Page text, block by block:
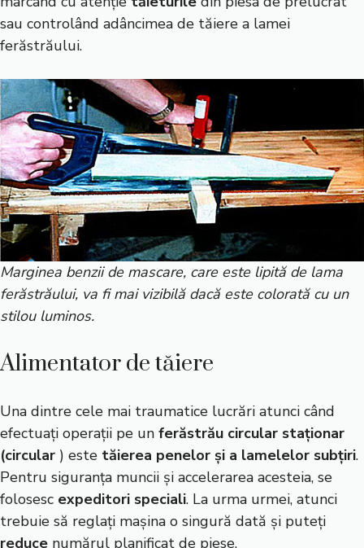
sau controlând adâncimea de tăiere a lamei
ferăstrăului.
Marginea benzii de mascare, care este lipită de lama
ferăstrăului, va fi mai vizibilă dacă este colorată cu un
stilou luminos.
Alimentator de tăiere
Una dintre cele mai traumatice lucrări atunci când
efectuați operații pe un ferăstrău circular staționar
(circular ) este tăierea penelor și a lamelelor subțiri.
Pentru siguranța muncii și accelerarea acesteia, se
folosesc expeditori speciali. La urma urmei, atunci
trebuie să reglați mașina o singură dată și puteți
reduce numărul planificat de piese.